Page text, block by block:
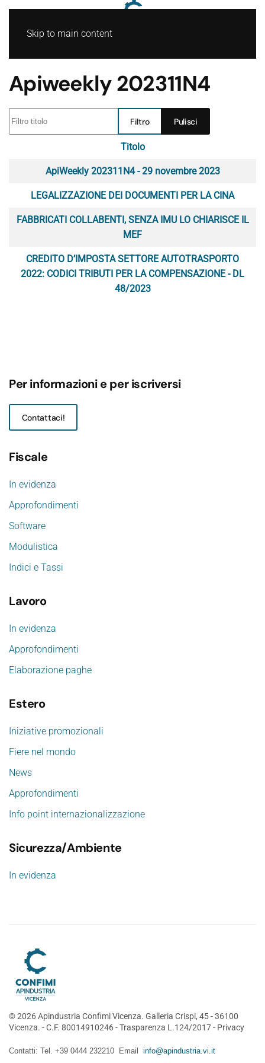
Skip to main content
Apiweekly 202311N4
Filtro Pulisci
Titolo
ApiWeekly 202311N4 - 29 novembre 2023
LEGALIZZAZIONE DEI DOCUMENTI PER LA CINA
FABBRICATI COLLABENTI, SENZA IMU LO CHIARISCE IL
MEF
CREDITO D’IMPOSTA SETTORE AUTOTRASPORTO
2022: CODICI TRIBUTI PER LA COMPENSAZIONE - DL
48/2023
Per informazioni e per iscriversi
Contattaci!
Fiscale
In evidenza
Approfondimenti
Software
Modulistica
Indici e Tassi
Lavoro
In evidenza
Approfondimenti
Elaborazione paghe
Estero
Iniziative promozionali
Fiere nel mondo
News
Approfondimenti
Info point internazionalizzazione
Sicurezza/Ambiente
In evidenza
©2026Apindustria Confimi Vicenza. Galleria Crispi, 45 - 36100
Vicenza. - C.F. 80014910246 -Trasparenza L.124/2017- Privacy
Contatti: Tel. +39 0444 232210 Email info@apindustria.vi.it